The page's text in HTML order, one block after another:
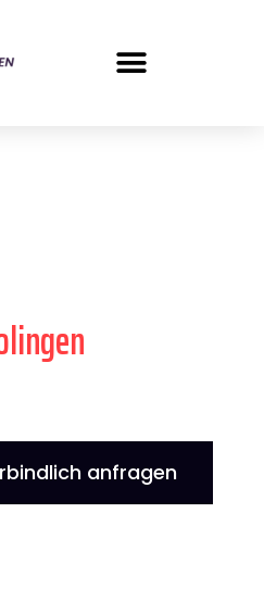
anfragen